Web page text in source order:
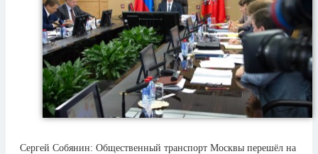
Сергей Собянин: Общественный транспорт Москвы перешёл на